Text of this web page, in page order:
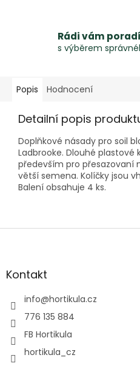
Rádi vám
s výběrem
Popis Hodnocení
Detailní popis
Doplňkové násady pro soil
Ladbrooke. Dlouhé plastové
především pro přesazovaní
větší semena. Kolíčky jsou
Balení obsahuje 4 ks.
Z
aKontakt
info@hortikula.cz
776 135 884
FB Hortikula
hortikula_cz